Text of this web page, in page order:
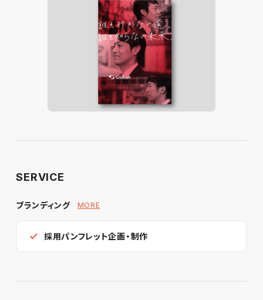
SERVICE
ブランディング MORE
採用パンフレット企画・制作